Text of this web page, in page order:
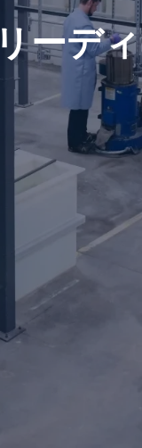
ーデ